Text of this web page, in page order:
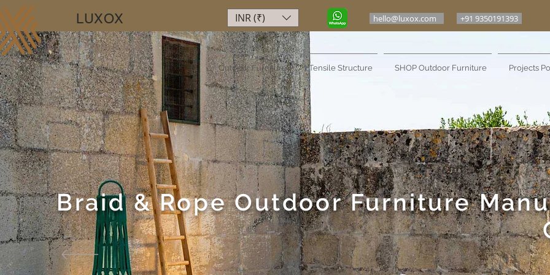
LUXOX
Luxury Beyond Walls
hello@luxox.com +91 9350191393
Outdoor Furniture Tensile Structure SHOP Outdoor Furniture Projects
INR (₹)
Braid & Rope Outdoor Furniture